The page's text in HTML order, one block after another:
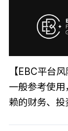
【EBC平台
一般参考使
赖的财务、投